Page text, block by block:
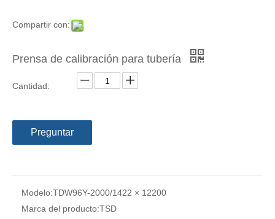
Compartir con:
Prensa de calibración para tubería
Cantidad:
Preguntar
Modelo:TDW96Y-2000/1422 × 12200
Marca del producto:TSD